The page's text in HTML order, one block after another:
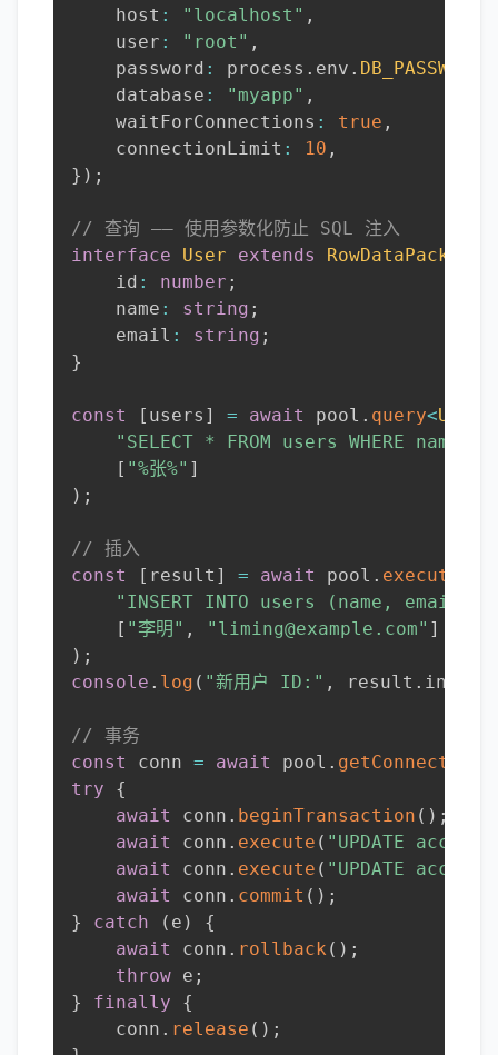
    host
: "localhost" ,
    user
: "root" ,
    password
: process . env . DB_PASSWORD
    database
: "myapp" ,
    waitForConnections
: true ,
    connectionLimit
: 10 ,
} ) ;
// 查询 —— 使用参数化防止 SQL 注入
interface
User extends RowDataPacket
    id
: number ;
    name
: string ;
    email
: string ;
}
const [ users ] = await pool . query<User
"SELECT * FROM users WHERE name
[ "%张%" ]
) ;
// 插入
const
[ result ] = await pool . execute
"INSERT INTO users (name, email)
[ "李明" , "liming@example.com" ]
) ;
console . log ( "新用户 ID:" , result .
// 事务
const
conn = await pool . getConnection
try
{
await
conn . beginTransaction ( ) ;
await
conn . execute ( "UPDATE
await
conn . execute ( "UPDATE
await
conn . commit ( ) ;
}
catch ( e )
{
await
conn . rollback ( ) ;
throw e ;
}
finally
{
    conn
. release ( ) ;